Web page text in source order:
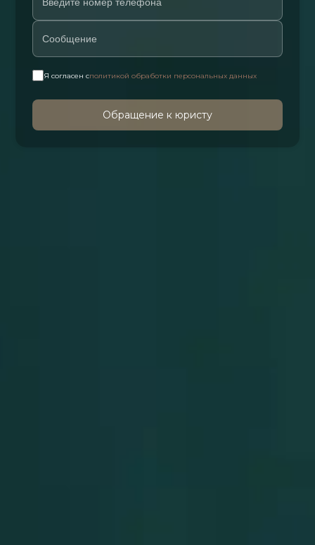
Я согласен сполитикой обработки персональных данных
Обращение к юристу